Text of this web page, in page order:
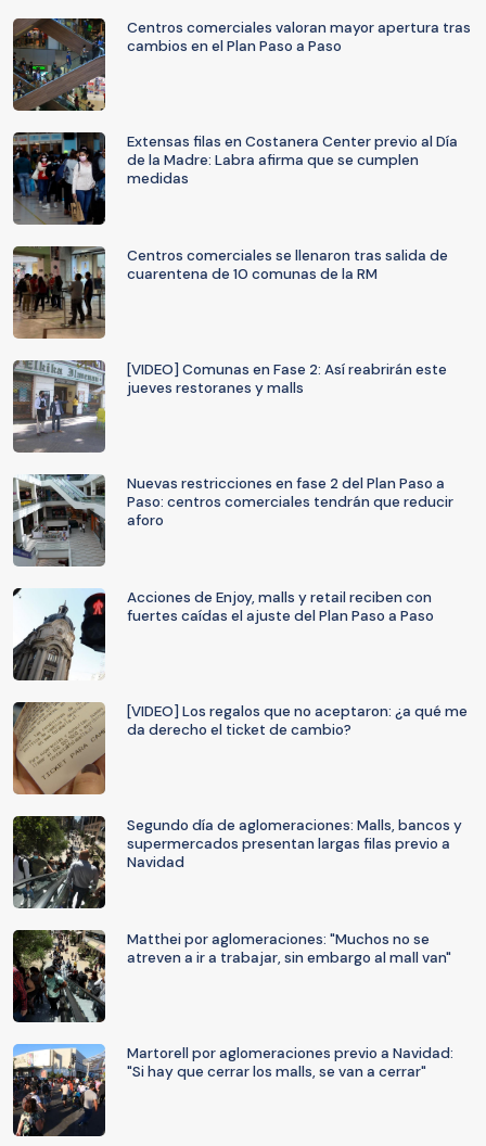
Centros comerciales valoran mayor apertura tras
cambios en el Plan Paso a Paso
Extensas filas en Costanera Center previo al Día
de la Madre: Labra afirma que se cumplen
medidas
Centros comerciales se llenaron tras salida de
cuarentena de 10 comunas de la RM
[VIDEO] Comunas en Fase 2: Así reabrirán este
jueves restoranes y malls
Nuevas restricciones en fase 2 del Plan Paso a
Paso: centros comerciales tendrán que reducir
aforo
Acciones de Enjoy, malls y retail reciben con
fuertes caídas el ajuste del Plan Paso a Paso
[VIDEO] Los regalos que no aceptaron: ¿a qué me
da derecho el ticket de cambio?
Segundo día de aglomeraciones: Malls, bancos y
supermercados presentan largas filas previo a
Navidad
Matthei por aglomeraciones: "Muchos no se
atreven a ir a trabajar, sin embargo al mall van"
Martorell por aglomeraciones previo a Navidad:
"Si hay que cerrar los malls, se van a cerrar"